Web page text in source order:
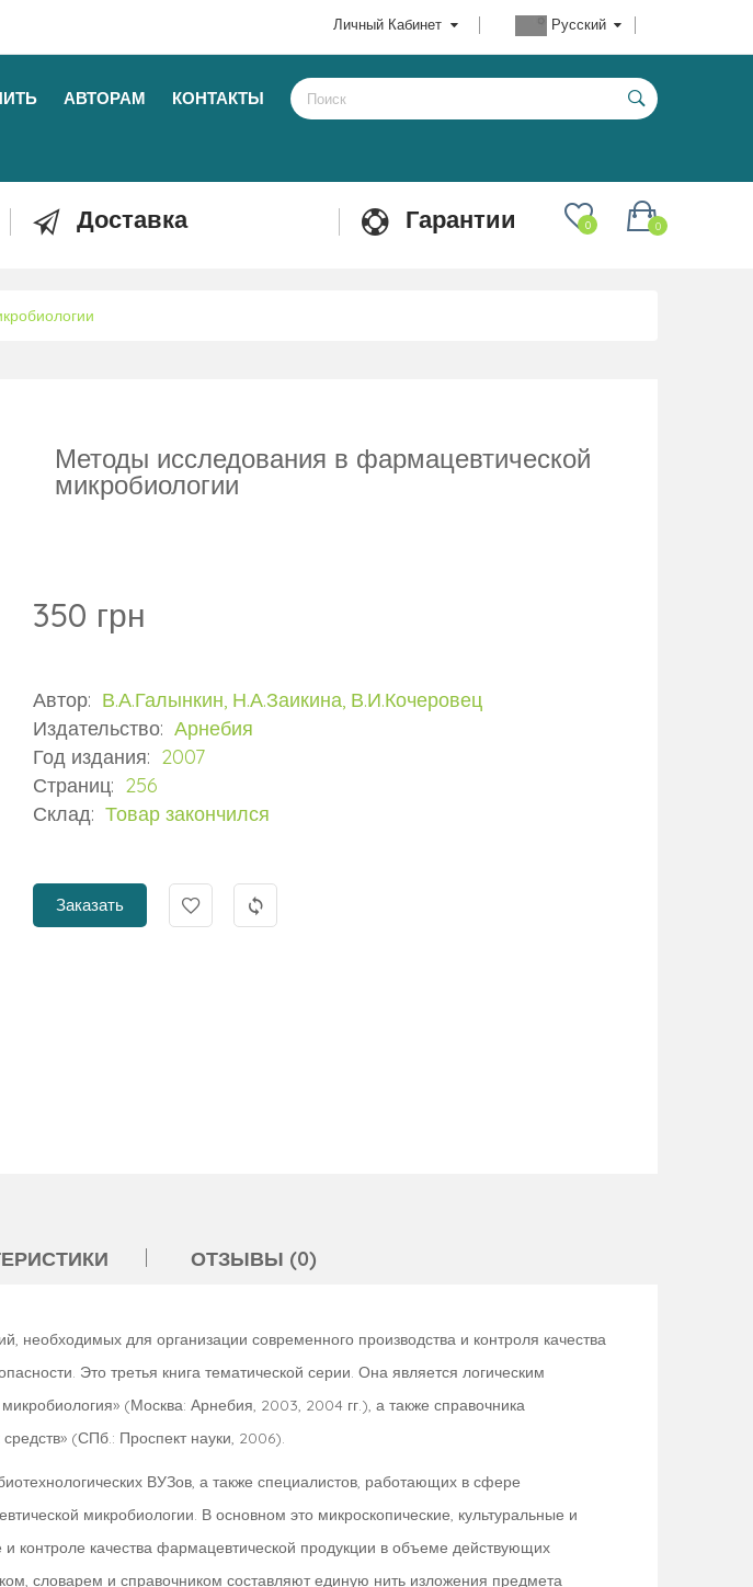
Русский
Личный Кабинет
АВТОРАМ КОНТАКТЫ
Доставка Гарантии 0
0
Методы исследования в фармацевтической
микробиологии
350 грн
Автор: В.А.Галынкин, Н.А.Заикина, В.И.Кочеровец
Издательство: Арнебия
Год издания: 2007
Страниц: 256
Склад: Товар закончился
Заказать
ОТЗЫВЫ (0)
необходимых для организации современного производства и контроля качества
Это третья книга тематической серии. Она является логическим
(Москва: Арнебия, 2003, 2004 гг.), а также справочника
(СПб.: Проспект науки, 2006).
ВУЗов, а также специалистов, работающих в сфере
микробиологии. В основном это микроскопические, культуральные и
контроле качества фармацевтической продукции в объеме действующих
словарем и справочником составляют единую нить изложения предмета